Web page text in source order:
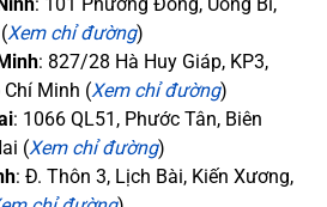
Xem chỉ đường)
: 827/28 Hà Huy Giáp, KP3,
Chí Minh (Xem chỉ đường)
: 1066 QL51, Phước Tân, Biên
(Xem chỉ đường)
: Đ. Thôn 3, Lịch Bài, Kiến Xương,